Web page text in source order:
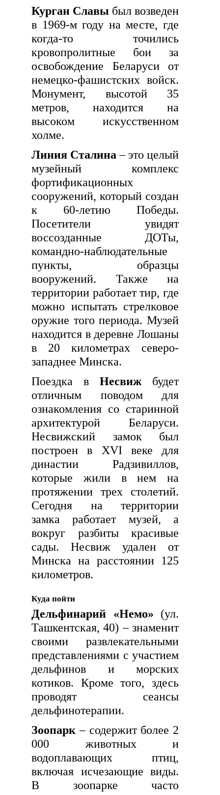
Курган Славы был возведен
в 1969-м году на месте, где
когда-то точились
кровопролитные бои за
освобождение Беларуси от
немецко-фашистских войск.
Монумент, высотой 35
метров, находится на
высоком искусственном
холме.
Линия Сталина – это целый
музейный комплекс
фортификационных
сооружений, который создан
к 60-летию Победы.
Посетители увидят
воссозданные ДОТы,
командно-наблюдательные
пункты, образцы
вооружений. Также на
территории работает тир, где
можно испытать стрелковое
оружие того периода. Музей
находится в деревне Лошаны
в 20 километрах северо-
западнее Минска.
Поездка в Несвиж будет
отличным поводом для
ознакомления со старинной
архитектурой Беларуси.
Несвижский замок был
построен в XVI веке для
династии Радзивиллов,
которые жили в нем на
протяжении трех столетий.
Сегодня на территории
замка работает музей, а
вокруг разбиты красивые
сады. Несвиж удален от
Минска на расстоянии 125
километров.
Куда пойти
Дельфинарий «Немо» (ул.
Ташкентская, 40) – знаменит
своими развлекательными
представлениями с участием
дельфинов и морских
котиков. Кроме того, здесь
проводят сеансы
дельфинотерапии.
Зоопарк – содержит более 2
000 животных и
водоплавающих птиц,
включая исчезающие виды.
В зоопарке часто